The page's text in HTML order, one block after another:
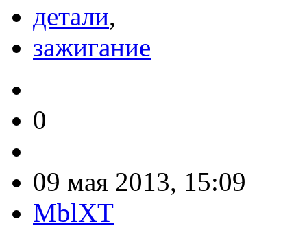
детали,
зажигание
0
09 мая 2013, 15:09
MblXT